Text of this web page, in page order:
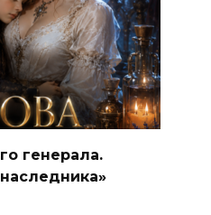
генерала.